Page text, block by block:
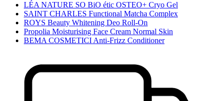
LÉA NATURE SO BiO étic OSTEO+ Cryo Gel
SAINT CHARLES Functional Matcha Complex
ROYS Beauty Whitening Deo Roll-On
Propolia Moisturising Face Cream Normal Skin
BEMA COSMETICI Anti-Frizz Conditioner